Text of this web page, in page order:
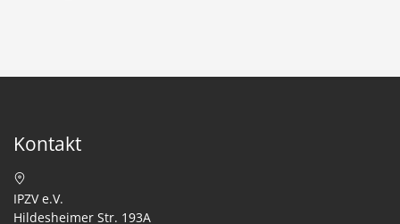
Kontakt
IPZV e.V.
Hildesheimer Str. 193A